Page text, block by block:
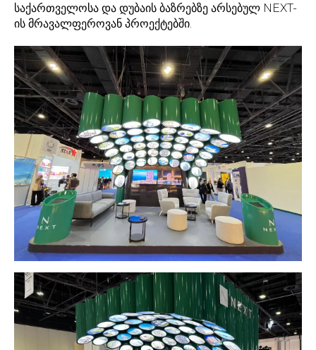
საქართველოსა და დუბაის ბაზრებზე არსებულ NEXT-
ის მრავალფეროვან პროექტებში.